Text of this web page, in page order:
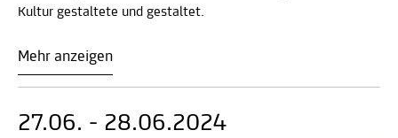
Kultur gestaltete und gestaltet.
Mehr anzeigen
27.06. - 28.06.2024